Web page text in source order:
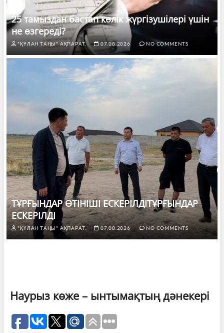
25 тамыздан бастап көлік жүргізушілері үшін
не өзгереді?
"ҚҰЛАН ТАҢЫ" АҚПАРАТ. 07.08.2026 NO COMMENTS
ТҰРҒЫНДАР ӨТІНІШІ ЕСКЕРІЛДІТҰРҒЫНДАР
ЕСКЕРІЛДІ
"ҚҰЛАН ТАҢЫ" АҚПАРАТ. 07.08.2026 NO COMMENTS
Наурыз көже – ынтымақтың дәнекері